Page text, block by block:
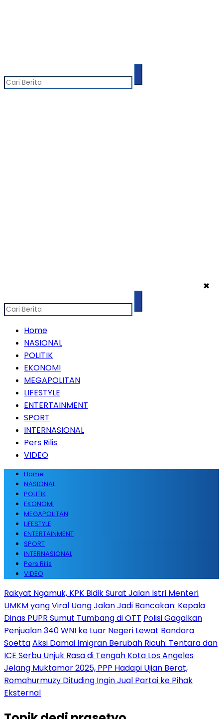
✖
Home
NASIONAL
POLITIK
EKONOMI
MEGAPOLITAN
LIFESTYLE
ENTERTAINMENT
SPORT
INTERNASIONAL
Pers Rilis
VIDEO
Home
NASIONAL
POLITIK
EKONOMI
MEGAPOLITAN
LIFESTYLE
ENTERTAINMENT
SPORT
INTERNASIONAL
Pers Rilis
VIDEO
Rakyat Ngamuk, KPK Bidik Surat Jalan Istri Menteri
UMKM yang Viral Uang Jalan Jadi Bancakan: Kepala
Dinas PUPR Sumut Tumbang di OTT Polisi Gagalkan
Penjualan 340 WNI ke Luar Negeri Lewat Bandara
SoettaAksi Damai Imigran Berubah Ricuh: Tentara dan
ICE Serbu Unjuk Rasa di Tengah Kota Los Angeles
Jelang Muktamar 2025, PPP Hadapi Ujian Berat,
Romahurmuzy Dituding Ingin Jual Partai ke Pihak
Eksternal